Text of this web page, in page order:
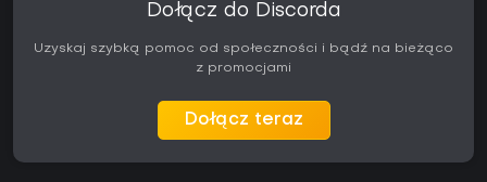
Dołącz do Discorda
Uzyskaj szybką pomoc od społeczności i bądź na bieżąco
z promocjami
Dołącz teraz